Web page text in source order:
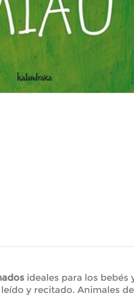
ideales para los
y recitado. Animales